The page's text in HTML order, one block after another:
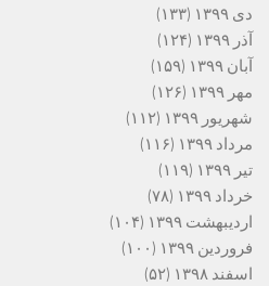
دی ۱۳۹۹
(۱۳۳)
آذر ۱۳۹۹
(۱۲۴)
آبان ۱۳۹۹
(۱۵۹)
مهر ۱۳۹۹
(۱۲۶)
شهریور ۱۳۹۹
(۱۱۲)
مرداد ۱۳۹۹
(۱۱۶)
تیر ۱۳۹۹
(۱۱۹)
خرداد ۱۳۹۹
(۷۸)
اردیبهشت ۱۳۹۹
(۱۰۴)
فروردین ۱۳۹۹
(۱۰۰)
اسفند ۱۳۹۸
(۵۲)